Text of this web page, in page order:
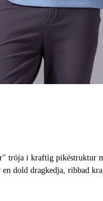
med en mjuk,
dold dragkedja, ribbad